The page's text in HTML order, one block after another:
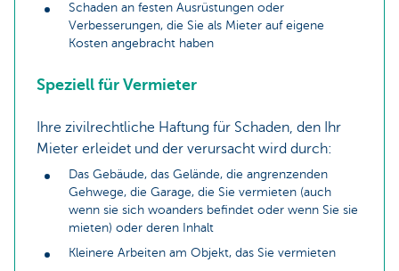
Schaden an festen Ausrüstungen oder
Verbesserungen, die Sie als Mieter auf eigene
Kosten angebracht haben
Speziell für Vermieter
Ihre zivilrechtliche Haftung für Schaden, den Ihr
Mieter erleidet und der verursacht wird durch:
Das Gebäude, das Gelände, die angrenzenden
Gehwege, die Garage, die Sie vermieten (auch
wenn sie sich woanders befindet oder wenn Sie sie
mieten) oder deren Inhalt
Kleinere Arbeiten am Objekt, das Sie vermieten